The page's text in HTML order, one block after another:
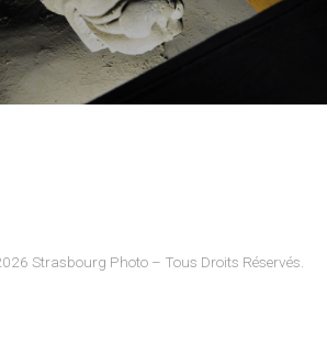
Strasbourg Photo – Tous Droits Réservés.